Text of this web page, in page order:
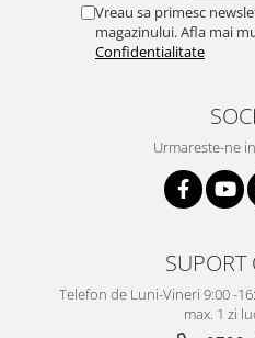
Vreau sa primesc
magazinului. Afla mai
Confidentialitate
Urmareste-ne
SUPORT
Telefon de Luni-Vineri 9:00 -
max. 1 zi